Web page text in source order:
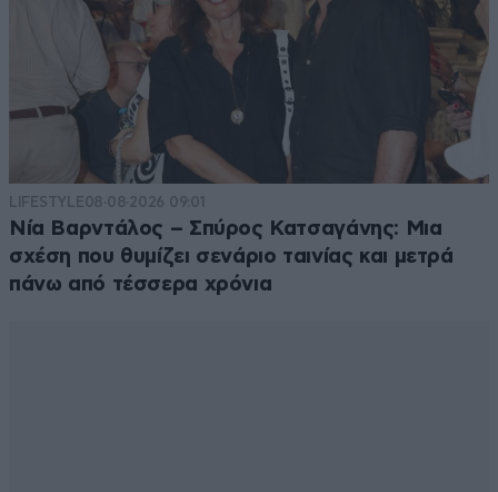
LIFESTYLE08·08·2026 09:01
Νία Βαρντάλος – Σπύρος Κατσαγάνης: Μια
σχέση που θυμίζει σενάριο ταινίας και μετρά
πάνω από τέσσερα χρόνια